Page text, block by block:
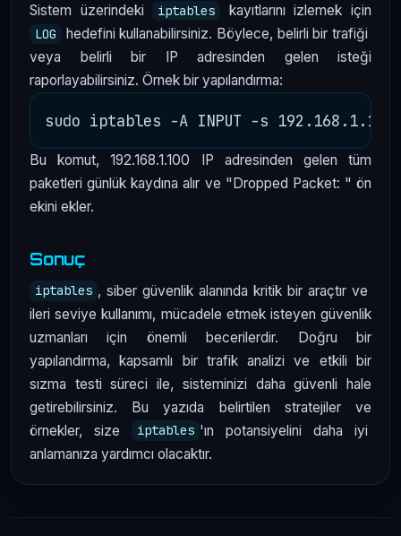
Sistem üzerindeki iptables kayıtlarını izlemek için
LOG
hedefini kullanabilirsiniz. Böylece, belirli bir trafiği
veya belirli bir IP adresinden gelen isteği
raporlayabilirsiniz. Örnek bir yapılandırma:
Bu komut, 192.168.1.100 IP adresinden gelen tüm
paketleri günlük kaydına alır ve "Dropped Packet: " ön
ekini ekler.
Sonuç
iptables , siber güvenlik alanında kritik bir araçtır ve
ileri seviye kullanımı, mücadele etmek isteyen güvenlik
uzmanları için önemli becerilerdir. Doğru bir
yapılandırma, kapsamlı bir trafik analizi ve etkili bir
sızma testi süreci ile, sisteminizi daha güvenli hale
getirebilirsiniz. Bu yazıda belirtilen stratejiler ve
örnekler, size
iptables 'ın potansiyelini daha iyi
anlamanıza yardımcı olacaktır.